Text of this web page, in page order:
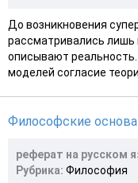
До возникновения
рассматривались лишь
описывают
моделей согласие
Философские
реферат на русском
Рубрика: Философия